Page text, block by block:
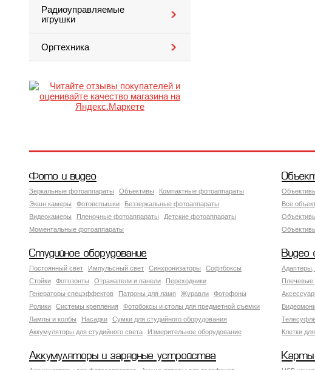
Радиоуправляемые
игрушки
Оргтехника
Фото и видео
Зеркальные фотоаппараты Объективы
Компактные фотоаппараты
Экшн камеры
Фотовспышки
Беззеркальные фотоаппараты
Видеокамеры
Пленочные фотоаппараты
Детские фотоаппараты
Моментальные фотоаппараты
Все
Студийное оборудование
Постоянный свет Импульсный свет Синхронизаторы
Софтбоксы
Стойки
Фотозонты Отражатели и панели
Переходники
Генераторы спецэффектов
Патроны для ламп Журавли
Фотофоны
Ролики
Системы крепления
Фотобоксы и столы для предметной съемки
Лампы и колбы
Насадки
Сумки для студийного оборудования
Аккумуляторы для студийного света
Измерительное оборудование
Видео
Плечевые
Клетки
Аккумуляторы и зарядные устройства